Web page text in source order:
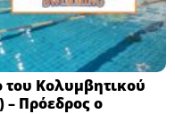
του Κολυμβητικού
Πρόεδρος ο